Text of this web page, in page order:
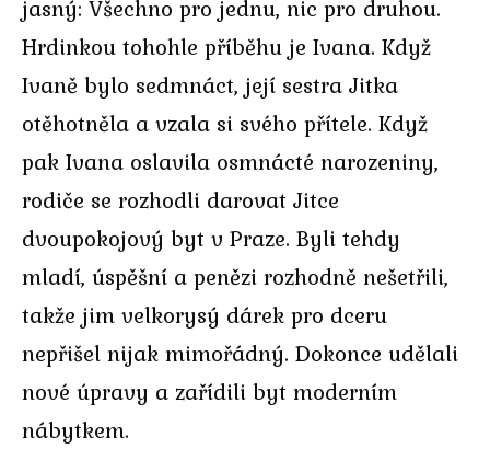
jasný: Všechno pro jednu, nic pro druhou.
Hrdinkou tohohle příběhu je Ivana. Když
Ivaně bylo sedmnáct, její sestra Jitka
otěhotněla a vzala si svého přítele. Když
pak Ivana oslavila osmnácté narozeniny,
rodiče se rozhodli darovat Jitce
dvoupokojový byt v Praze. Byli tehdy
mladí, úspěšní a penězi rozhodně nešetřili,
takže jim velkorysý dárek pro dceru
nepřišel nijak mimořádný. Dokonce udělali
nové úpravy a zařídili byt moderním
nábytkem.